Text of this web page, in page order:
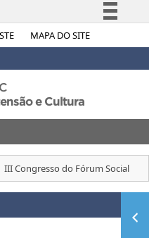
MAPA DO SITE
Simplifique!
Acesso à informação
Legislação
e Cultura
III Congresso do Fórum Social